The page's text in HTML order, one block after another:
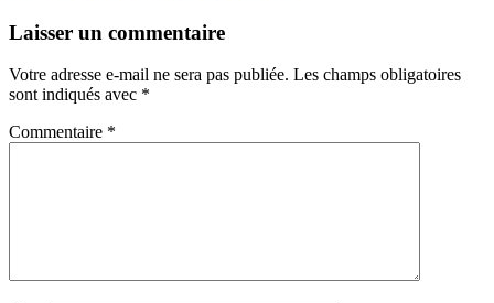
Laisser un commentaire
Votre adresse e-mail ne sera pas publiée. Les champs obligatoires
sont indiqués avec *
Commentaire *